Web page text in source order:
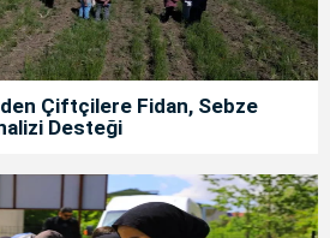
Çiftçilere Fidan, Sebze
Desteği